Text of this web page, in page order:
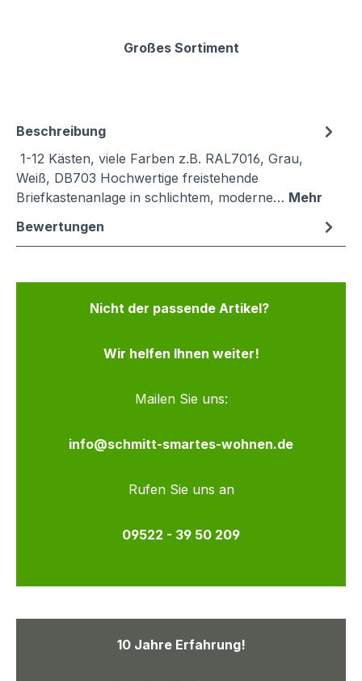
Großes Sortiment
Beschreibung
1-12 Kästen, viele Farben z.B. RAL7016, Grau,
Weiß, DB703 Hochwertige freistehende
Briefkastenanlage in schlichtem, moderne… Mehr
Bewertungen
Nicht der passende Artikel?
Wir helfen Ihnen weiter!
Mailen Sie uns:
info@schmitt-smartes-wohnen.de
Rufen Sie uns an
09522 - 39 50 209
10 Jahre Erfahrung!